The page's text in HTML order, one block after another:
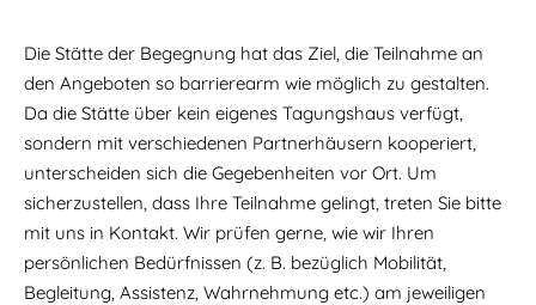
Die Stätte der Begegnung hat das Ziel, die Teilnahme an
den Angeboten so barrierearm wie möglich zu gestalten.
Da die Stätte über kein eigenes Tagungshaus verfügt,
sondern mit verschiedenen Partnerhäusern kooperiert,
unterscheiden sich die Gegebenheiten vor Ort. Um
sicherzustellen, dass Ihre Teilnahme gelingt, treten Sie bitte
mit uns in Kontakt. Wir prüfen gerne, wie wir Ihren
persönlichen Bedürfnissen (z. B. bezüglich Mobilität,
Begleitung, Assistenz, Wahrnehmung etc.) am jeweiligen